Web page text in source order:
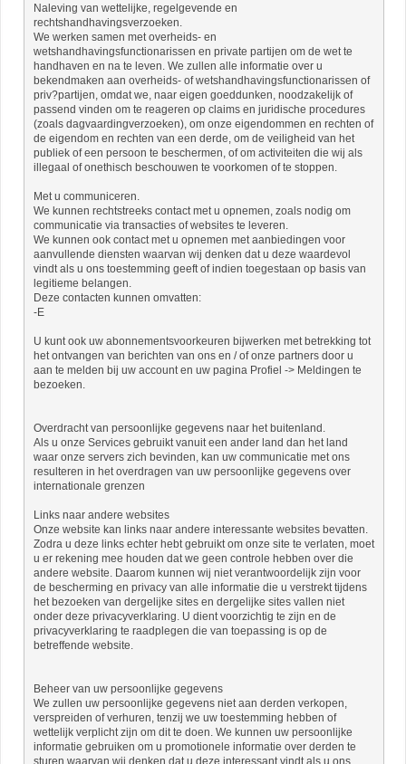
Naleving van wettelijke, regelgevende en
rechtshandhavingsverzoeken.
We werken samen met overheids- en
wetshandhavingsfunctionarissen en private partijen om de wet te
handhaven en na te leven. We zullen alle informatie over u
bekendmaken aan overheids- of wetshandhavingsfunctionarissen of
priv?partijen, omdat we, naar eigen goeddunken, noodzakelijk of
passend vinden om te reageren op claims en juridische procedures
(zoals dagvaardingverzoeken), om onze eigendommen en rechten of
de eigendom en rechten van een derde, om de veiligheid van het
publiek of een persoon te beschermen, of om activiteiten die wij als
illegaal of onethisch beschouwen te voorkomen of te stoppen.
Met u communiceren.
We kunnen rechtstreeks contact met u opnemen, zoals nodig om
communicatie via transacties of websites te leveren.
We kunnen ook contact met u opnemen met aanbiedingen voor
aanvullende diensten waarvan wij denken dat u deze waardevol
vindt als u ons toestemming geeft of indien toegestaan ​​op basis van
legitieme belangen.
Deze contacten kunnen omvatten:
-E
U kunt ook uw abonnementsvoorkeuren bijwerken met betrekking tot
het ontvangen van berichten van ons en / of onze partners door u
aan te melden bij uw account en uw pagina Profiel -> Meldingen te
bezoeken.
Overdracht van persoonlijke gegevens naar het buitenland.
Als u onze Services gebruikt vanuit een ander land dan het land
waar onze servers zich bevinden, kan uw communicatie met ons
resulteren in het overdragen van uw persoonlijke gegevens over
internationale grenzen
Links naar andere websites
Onze website kan links naar andere interessante websites bevatten.
Zodra u deze links echter hebt gebruikt om onze site te verlaten, moet
u er rekening mee houden dat we geen controle hebben over die
andere website. Daarom kunnen wij niet verantwoordelijk zijn voor
de bescherming en privacy van alle informatie die u verstrekt tijdens
het bezoeken van dergelijke sites en dergelijke sites vallen niet
onder deze privacyverklaring. U dient voorzichtig te zijn en de
privacyverklaring te raadplegen die van toepassing is op de
betreffende website.
Beheer van uw persoonlijke gegevens
We zullen uw persoonlijke gegevens niet aan derden verkopen,
verspreiden of verhuren, tenzij we uw toestemming hebben of
wettelijk verplicht zijn om dit te doen. We kunnen uw persoonlijke
informatie gebruiken om u promotionele informatie over derden te
sturen waarvan wij denken dat u deze interessant vindt als u ons